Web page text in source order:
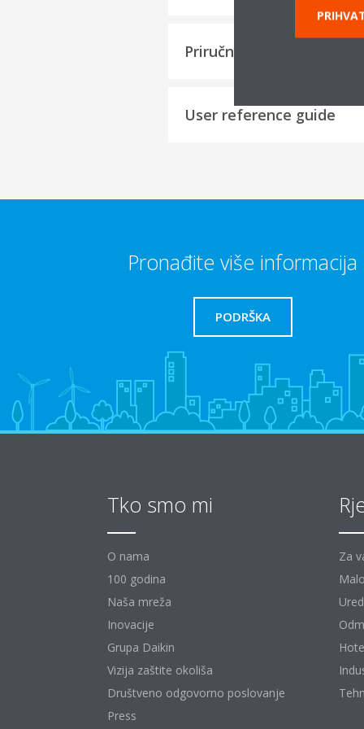
Priručnici za korištenje
User reference guide
Pronađite više informacija
PODRŠKA
Tko smo mi
O nama
100 godina
Naša mreža
Inovacije
Grupa Daikin
Vizija zaštite okoliša
Društveno odgovorno poslovanje
Press
Za